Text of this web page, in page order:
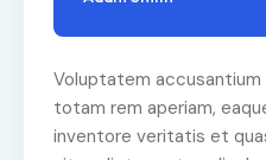
Voluptatem accusantium
totam rem aperiam,
inventore veritatis et